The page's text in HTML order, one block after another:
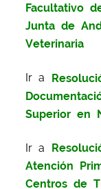
Facultativo
Junta de
Veterinaria
Ir a
Superior en
Ir a
Atención
Centros de